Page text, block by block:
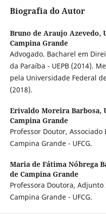
Biografia do Autor
Bruno de Araujo Azevedo,
Campina Grande
Advogado. Bacharel em
da Paraíba - UEPB (2014).
pela Universidade Federal
(2018).
Erivaldo Moreira Barbosa,
Campina Grande
Professor Doutor,
Campina Grande - UFCG.
Maria de Fátima Nóbrega
de Campina Grande
Professora Doutora,
Campina Grande - UFCG.